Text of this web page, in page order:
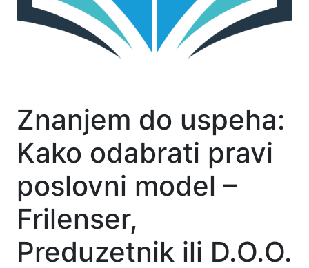
Znanjem do uspeha:
Kako odabrati pravi
poslovni model –
Frilenser,
Preduzetnik ili D.O.O.